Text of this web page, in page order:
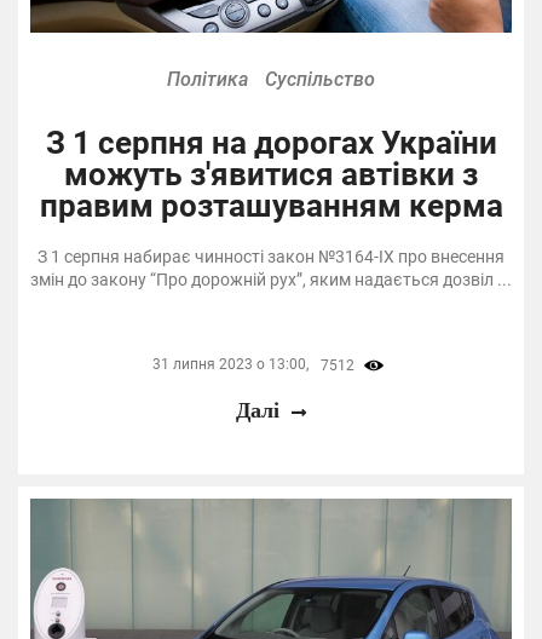
Політика Суспільство
З 1 серпня на дорогах України
можуть з'явитися автівки з
правим розташуванням керма
З 1 серпня набирає чинності закон №3164-IX про внесення
змін до закону “Про дорожній рух”, яким надається дозвіл ...
31 липня 2023 о 13:00, 7512
Далі